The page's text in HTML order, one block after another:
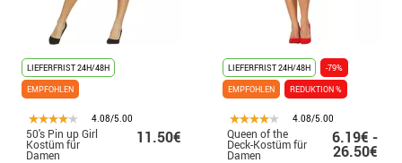
LIEFERFRIST 24H/48H
EMPFOHLEN
4.08/5.00
50's Pin up Girl
Kostüm für
Damen
11.50€
LIEFERFRIST 24H/48H
-79%
EMPFOHLEN
REDUKTION %
4.08/5.00
Queen of the
Deck-Kostüm für
Damen
6.19€ -
26.50€